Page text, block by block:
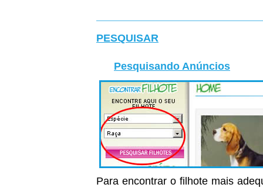
PESQUISAR
Pesquisando Anúncios
Para encontrar o filhote mais